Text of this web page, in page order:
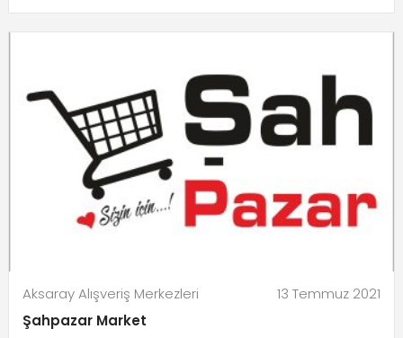
Aksaray Alışveriş Merkezleri
13 Temmuz 2021
Şahpazar Market